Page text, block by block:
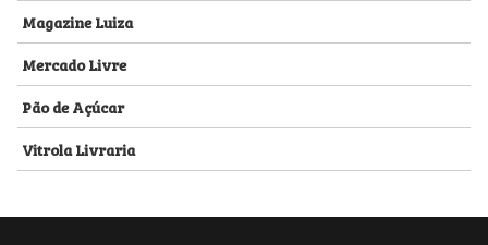
Magazine Luiza
Mercado Livre
Pão de Açúcar
Vitrola Livraria